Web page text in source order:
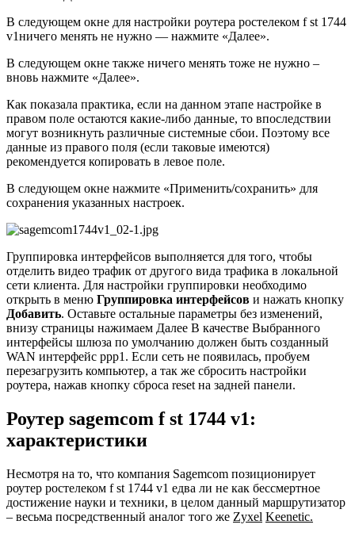
В следующем окне для настройки роутера ростелеком f st 1744
v1ничего менять не нужно — нажмите «Далее».
В следующем окне также ничего менять тоже не нужно –
вновь нажмите «Далее».
Как показала практика, если на данном этапе настройке в
правом поле остаются какие-либо данные, то впоследствии
могут возникнуть различные системные сбои. Поэтому все
данные из правого поля (если таковые имеются)
рекомендуется копировать в левое поле.
В следующем окне нажмите «Применить/сохранить» для
сохранения указанных настроек.
Группировка интерфейсов выполняется для того, чтобы
отделить видео трафик от другого вида трафика в локальной
сети клиента. Для настройки группировки необходимо
открыть в меню Группировка интерфейсов и нажать кнопку
Добавить. Оставьте остальные параметры без изменений,
внизу страницы нажимаем Далее В качестве Выбранного
интерфейсы шлюза по умолчанию должен быть созданный
WAN интерфейс ppp1. Если сеть не появилась, пробуем
перезагрузить компьютер, а так же сбросить настройки
роутера, нажав кнопку сброса reset на задней панели.
Роутер sagemcom f st 1744 v1:
характеристики
Несмотря на то, что компания Sagemcom позиционирует
роутер ростелеком f st 1744 v1 едва ли не как бессмертное
достижение науки и техники, в целом данный маршрутизатор
– весьма посредственный аналог того же Zyxel Keenetic.